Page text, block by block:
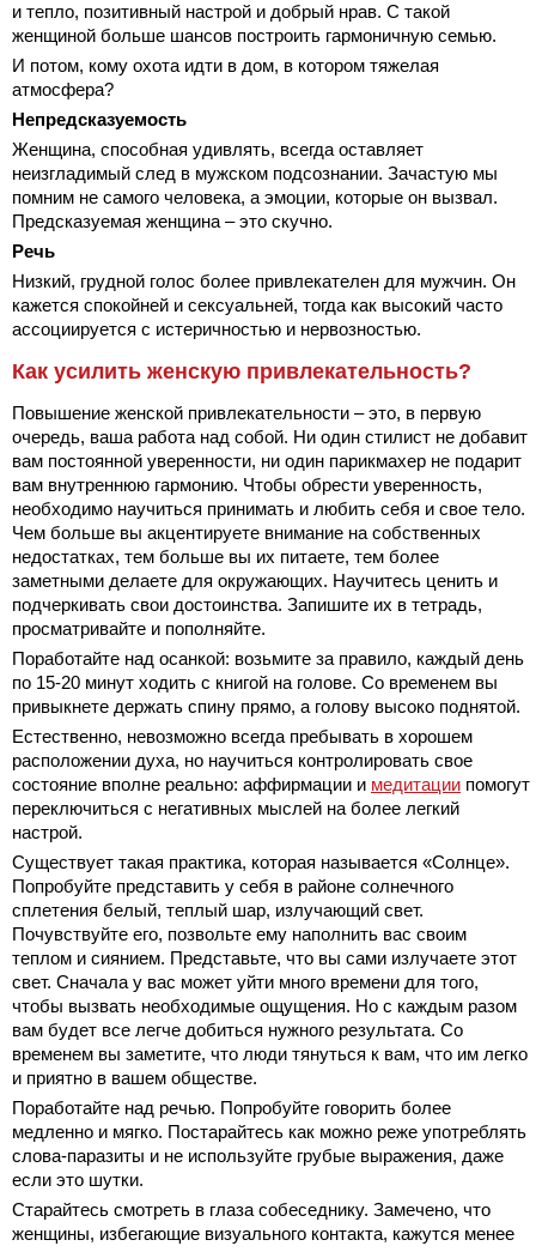
и тепло, позитивный настрой и добрый нрав. С такой
женщиной больше шансов построить гармоничную семью.
И потом, кому охота идти в дом, в котором тяжелая
атмосфера?
Непредсказуемость
Женщина, способная удивлять, всегда оставляет
неизгладимый след в мужском подсознании. Зачастую мы
помним не самого человека, а эмоции, которые он вызвал.
Предсказуемая женщина – это скучно.
Речь
Низкий, грудной голос более привлекателен для мужчин. Он
кажется спокойней и сексуальней, тогда как высокий часто
ассоциируется с истеричностью и нервозностью.
Как усилить женскую привлекательность?
Повышение женской привлекательности – это, в первую
очередь, ваша работа над собой. Ни один стилист не добавит
вам постоянной уверенности, ни один парикмахер не подарит
вам внутреннюю гармонию. Чтобы обрести уверенность,
необходимо научиться принимать и любить себя и свое тело.
Чем больше вы акцентируете внимание на собственных
недостатках, тем больше вы их питаете, тем более
заметными делаете для окружающих. Научитесь ценить и
подчеркивать свои достоинства. Запишите их в тетрадь,
просматривайте и пополняйте.
Поработайте над осанкой: возьмите за правило, каждый день
по 15-20 минут ходить с книгой на голове. Со временем вы
привыкнете держать спину прямо, а голову высоко поднятой.
Естественно, невозможно всегда пребывать в хорошем
расположении духа, но научиться контролировать свое
состояние вполне реально: аффирмации и медитации помогут
переключиться с негативных мыслей на более легкий
настрой.
Существует такая практика, которая называется «Солнце».
Попробуйте представить у себя в районе солнечного
сплетения белый, теплый шар, излучающий свет.
Почувствуйте его, позвольте ему наполнить вас своим
теплом и сиянием. Представьте, что вы сами излучаете этот
свет. Сначала у вас может уйти много времени для того,
чтобы вызвать необходимые ощущения. Но с каждым разом
вам будет все легче добиться нужного результата. Со
временем вы заметите, что люди тянуться к вам, что им легко
и приятно в вашем обществе.
Поработайте над речью. Попробуйте говорить более
медленно и мягко. Постарайтесь как можно реже употреблять
слова-паразиты и не используйте грубые выражения, даже
если это шутки.
Старайтесь смотреть в глаза собеседнику. Замечено, что
женщины, избегающие визуального контакта, кажутся менее